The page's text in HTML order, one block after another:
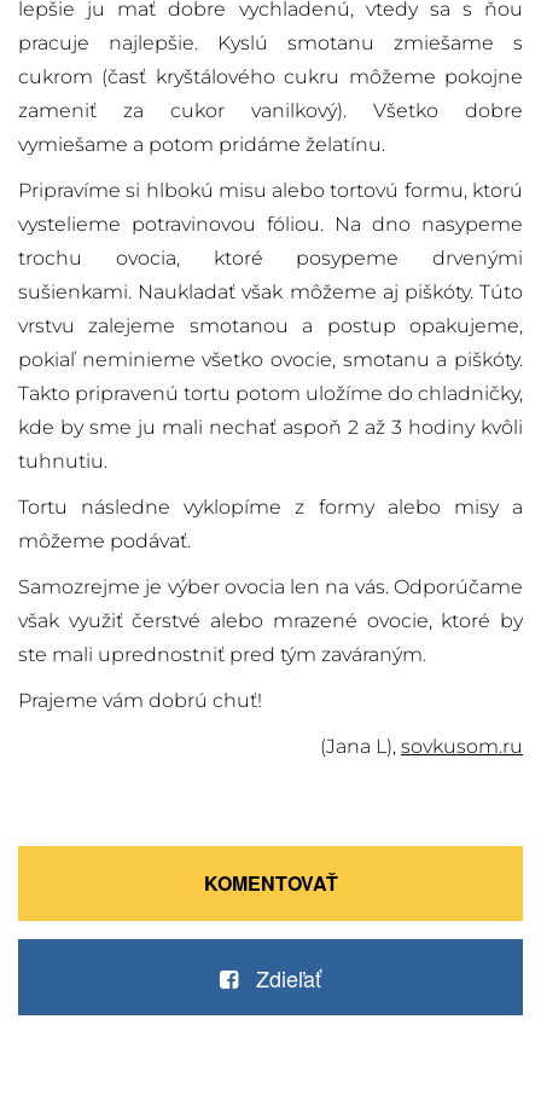
lepšie ju mať dobre vychladenú, vtedy sa s ňou
pracuje najlepšie. Kyslú smotanu zmiešame s
cukrom (časť kryštálového cukru môžeme pokojne
zameniť za cukor vanilkový). Všetko dobre
vymiešame a potom pridáme želatínu.
Pripravíme si hlbokú misu alebo tortovú formu, ktorú
vystelieme potravinovou fóliou. Na dno nasypeme
trochu ovocia, ktoré posypeme drvenými
sušienkami. Naukladať však môžeme aj piškóty. Túto
vrstvu zalejeme smotanou a postup opakujeme,
pokiaľ neminieme všetko ovocie, smotanu a piškóty.
Takto pripravenú tortu potom uložíme do chladničky,
kde by sme ju mali nechať aspoň 2 až 3 hodiny kvôli
tuhnutiu.
Tortu následne vyklopíme z formy alebo misy a
môžeme podávať.
Samozrejme je výber ovocia len na vás. Odporúčame
však využiť čerstvé alebo mrazené ovocie, ktoré by
ste mali uprednostniť pred tým zaváraným.
Prajeme vám dobrú chuť!
(Jana L), sovkusom.ru
KOMENTOVAŤ
Zdieľať